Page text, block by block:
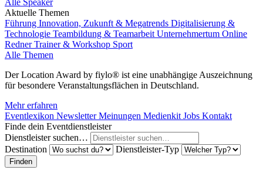
Alle Speaker
Aktuelle Themen
Führung Innovation, Zukunft & Megatrends Digitalisierung &
Technologie Teambildung & Teamarbeit Unternehmertum Online
RednerTrainer & Workshop Sport
Alle Themen
Der Location Award by fiylo® ist eine unabhängige Auszeichnung
für besondere Veranstaltungsflächen in Deutschland.
Mehr erfahren
Eventlexikon NewsletterMeinungen Medienkit Jobs Kontakt
Finde dein Eventdienstleister
Dienstleister suchen…
Destination
Dienstleister-Typ
Finden